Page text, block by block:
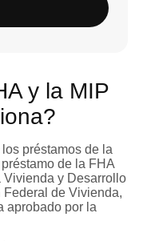
y la MIP
préstamos de la
de la FHA
Vivienda y Desarrollo
de Vivienda,
aprobado por la